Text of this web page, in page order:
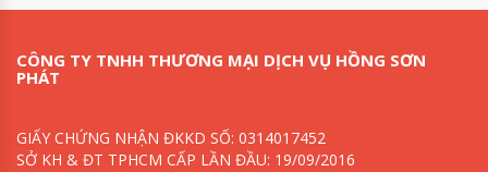
CÔNG TY TNHH THƯƠNG MẠI DỊCH VỤ HỒNG SƠN
PHÁT
GIẤY CHỨNG NHẬN ĐKKD SỐ: 0314017452
SỞ KH & ĐT TPHCM CẤP LẦN ĐẦU: 19/09/2016